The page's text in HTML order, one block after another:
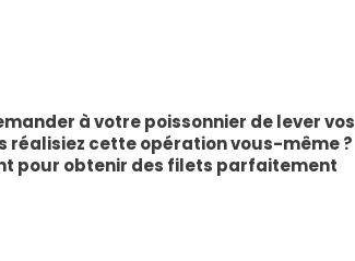
à votre poissonnier de lever vos
réalisiez cette opération vous-même ?
pour obtenir des filets parfaitement